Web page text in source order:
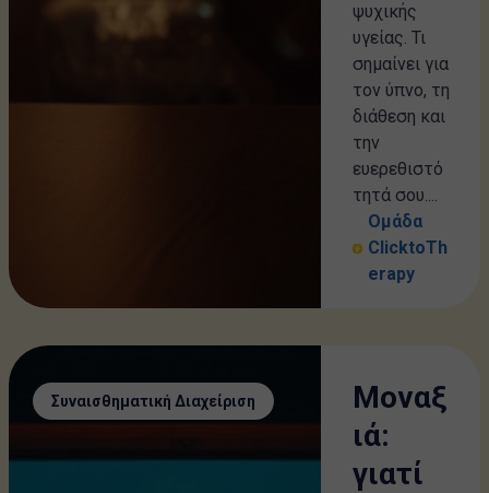
ψυχικής
υγείας. Τι
σημαίνει για
τον ύπνο, τη
διάθεση και
την
ευερεθιστό
τητά σου....
Ομάδα
ClicktoTh
erapy
Συναισθηματική Διαχείριση
Μοναξ
ιά:
γιατί